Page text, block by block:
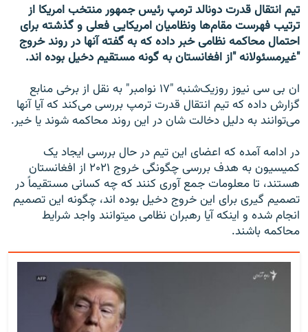
همۀ سایت‌های رادیو آزادی/ رادیو اروپای آزاد
تیم انتقال قدرت دونالد ترمپ رئیس جمهور منتخب امریکا از
ترتیب فهرست مقام‌ها ونظامیان امریکایی فعلی و گذشته برای
احتمال محاکمه نظامی خبر داده که به گفته آنها در روند خروج
"غیرمسئولانه "از افغانستان به گونه مستقیم دخیل بوده اند.
ان بی سی نیوز روزیک‌شنبه "۱۷ نوامبر" به نقل از برخی منابع
گزارش داده که تیم انتقال قدرت ترمپ بررسی می‌کند که آیا آنها
می‌توانند به دلیل دخالت شان در این روند محاکمه شوند یا خیر.
در ادامه آمده که اعضای این تیم در حال بررسی ایجاد یک
کمیسیون به هدف بررسی چگونگی خروج ۲۰۲۱ از افغانستان
هستند، تا معلومات جمع آوری کنند که چه کسانی مستقیماً در
تصمیم گیری برای این خروج دخیل بوده اند، چگونه این تصمیم
انجام شده و اینکه آیا رهبران نظامی میتوانند واجد شرایط
محاکمه باشند.